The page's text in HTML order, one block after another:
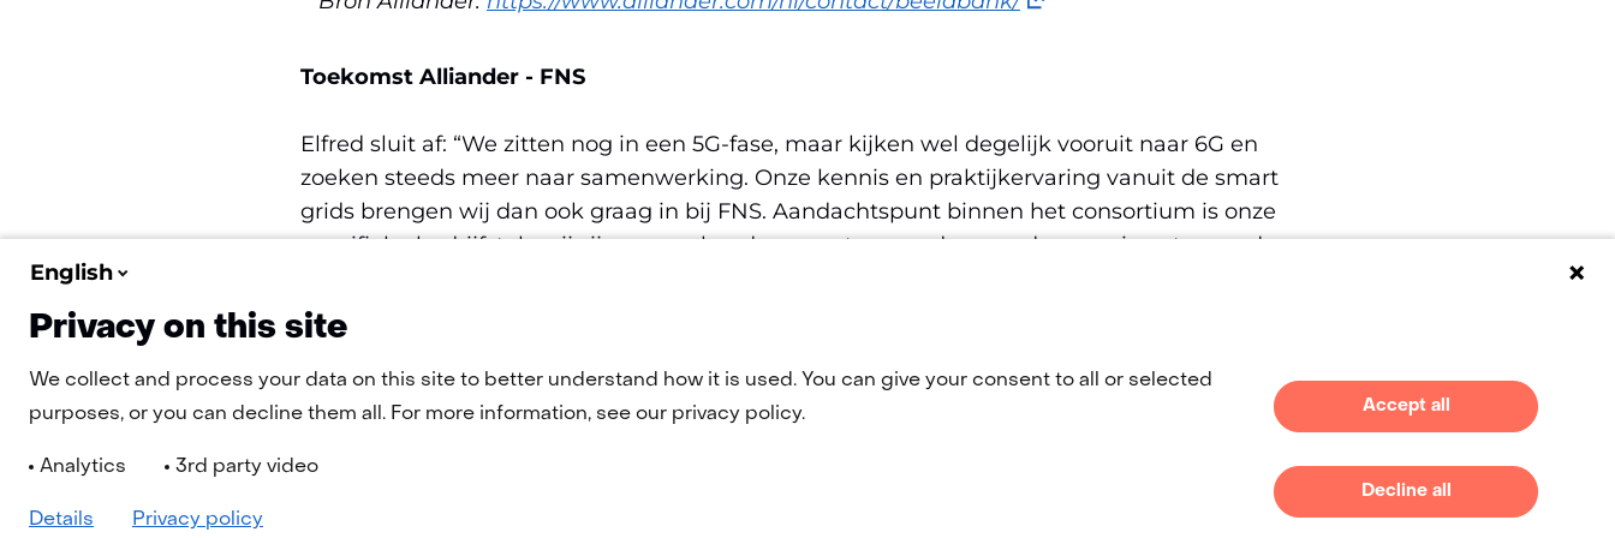
(verwijst
naar
een
andere
Toekomst Alliander - FNS
Elfred sluit af: “We zitten nog in een 5G-fase, maar kijken wel degelijk vooruit naar 6G en
zoeken steeds meer naar samenwerking. Onze kennis en praktijkervaring vanuit de smart
grids brengen wij dan ook graag in bij FNS. Aandachtspunt binnen het consortium is onze
specifieke bedrijfstak; wij zijn gereguleerd en moeten ons dus aan de energiewet en andere
(naar homepage)
English
Privacy on this site
We collect and process your data on this site to better understand how it is used. You can give your consent to all or selected
purposes, or you can decline them all. For more information, see our privacy policy.
Analytics 3rd party video
Accept all
Decline all
Details Privacy policy